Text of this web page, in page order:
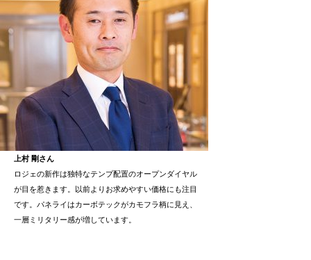
上村 剛さん
ロジェの新作は独特なテンプ配置のオープンダイヤル
が目を惹きます。以前よりお求めやすい価格にも注目
です。パネライはカーボテックがカモフラ柄に見え、
一層ミリタリー感が増しています。